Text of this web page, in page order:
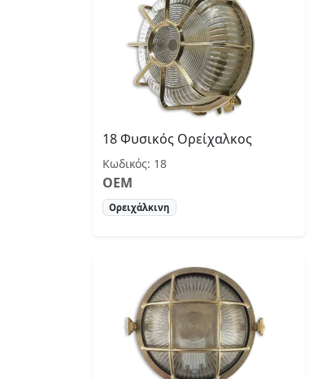
18 Φυσικός Ορείχαλκος
Κωδικός: 18
OEM
Ορειχάλκινη